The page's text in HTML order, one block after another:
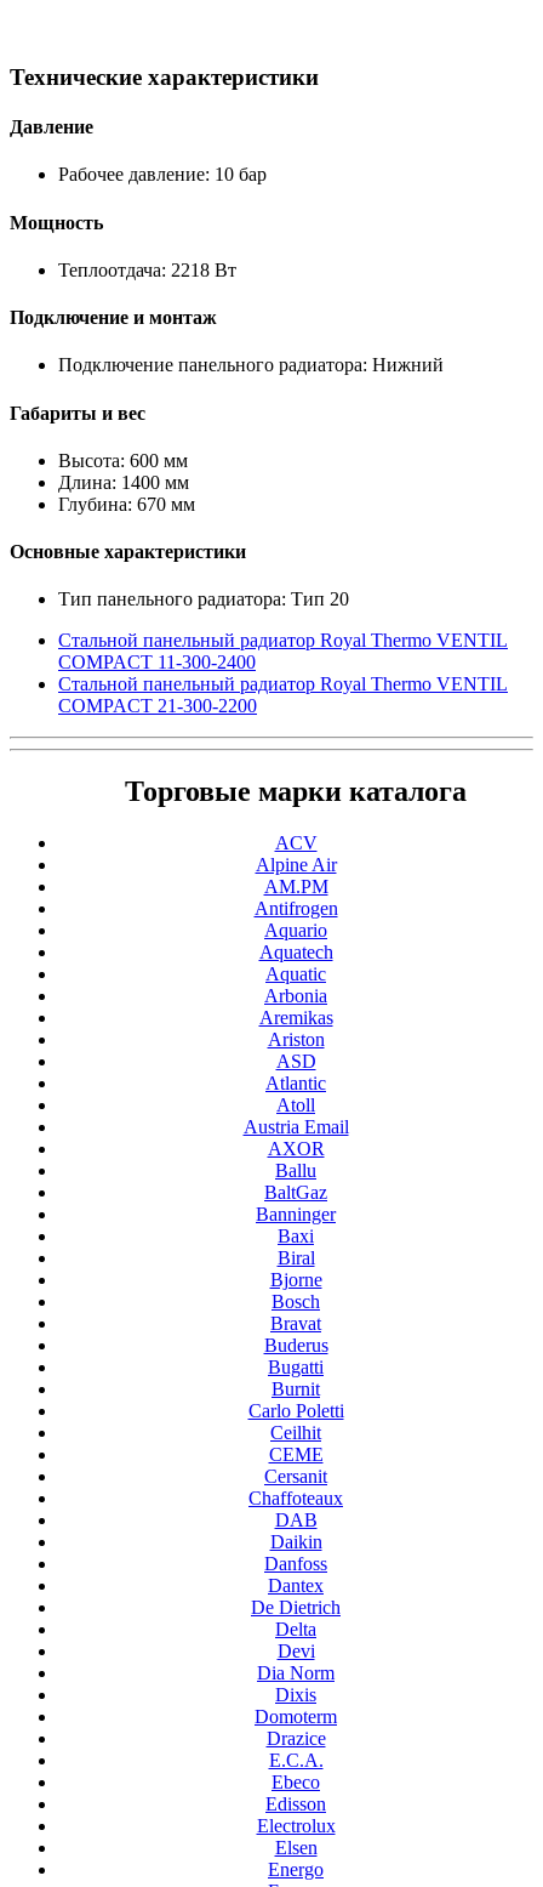
Технические характеристики
Давление
Рабочее давление: 10 бар
Мощность
Теплоотдача: 2218 Вт
Подключение и монтаж
Подключение панельного радиатора: Нижний
Габариты и вес
Высота: 600 мм
Длина: 1400 мм
Глубина: 670 мм
Основные характеристики
Тип панельного радиатора: Тип 20
Стальной панельный радиатор Royal Thermo VENTIL
COMPACT 11-300-2400
Стальной панельный радиатор Royal Thermo VENTIL
COMPACT 21-300-2200
Торговые марки каталога
ACV
Alpine Air
AM.PM
Antifrogen
Aquario
Aquatech
Aquatic
Arbonia
Aremikas
Ariston
ASD
Atlantic
Atoll
Austria Email
AXOR
Ballu
BaltGaz
Banninger
Baxi
Biral
Bjorne
Bosch
Bravat
Buderus
Bugatti
Burnit
Carlo Poletti
Ceilhit
CEME
Cersanit
Chaffoteaux
DAB
Daikin
Danfoss
Dantex
De Dietrich
Delta
Devi
Dia Norm
Dixis
Domoterm
Drazice
E.C.A.
Ebeco
Edisson
Electrolux
Elsen
Energo